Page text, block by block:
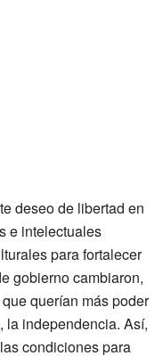
deseo de libertad en
e intelectuales
para fortalecer
gobierno cambiaron,
querían más poder
la independencia. Así,
condiciones para